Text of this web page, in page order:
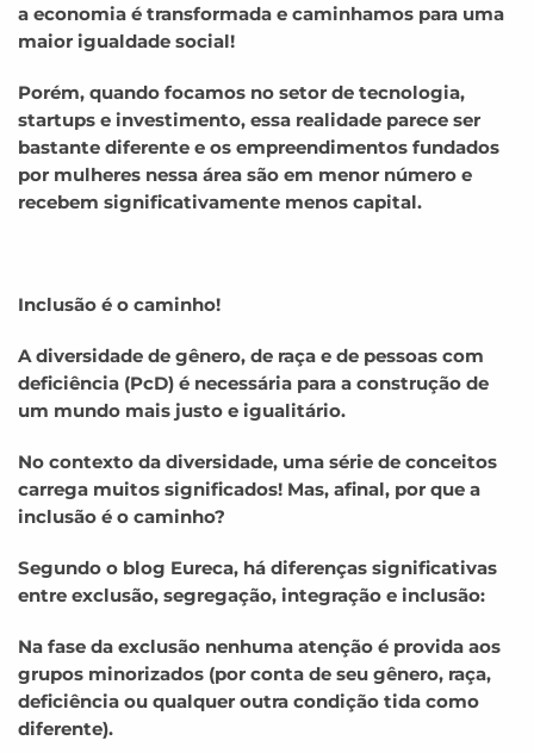
a economia é transformada e caminhamos para uma
maior igualdade social!
Porém, quando focamos no setor de tecnologia,
startups e investimento, essa realidade parece ser
bastante diferente e os empreendimentos fundados
por mulheres nessa área são em menor número e
recebem significativamente menos capital.
Inclusão é o caminho!
A diversidade de gênero, de raça e de pessoas com
deficiência (PcD) é necessária para a construção de
um mundo mais justo e igualitário.
No contexto da diversidade, uma série de conceitos
carrega muitos significados! Mas, afinal, por que a
inclusão é o caminho?
Segundo o blog Eureca, há diferenças significativas
entre exclusão, segregação, integração e inclusão:
Na fase da exclusão nenhuma atenção é provida aos
grupos minorizados (por conta de seu gênero, raça,
deficiência ou qualquer outra condição tida como
diferente).